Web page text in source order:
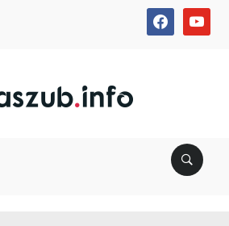
facebookyoutube